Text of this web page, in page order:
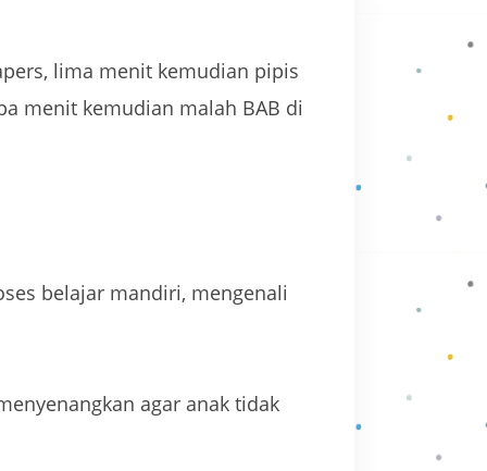
lima menit kemudian pipis
menit kemudian malah BAB di
belajar mandiri, mengenali
agar anak tidak